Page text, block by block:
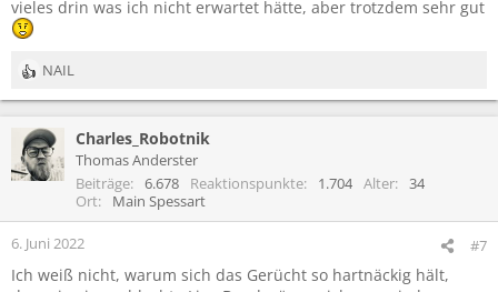
vieles drin was ich nicht erwartet hätte, aber trotzdem sehr gut
R
e
k
t
i
n
:
NAIL
Charles_Robotnik
Thomas Anderster
Beiträge
6.678 Reaktionspunkte 1.704 Alter
34
Ort
Main Spessart
6. Juni 2022 #7
Ich weiß nicht, warum sich das Gerücht so hartnäckig hält,